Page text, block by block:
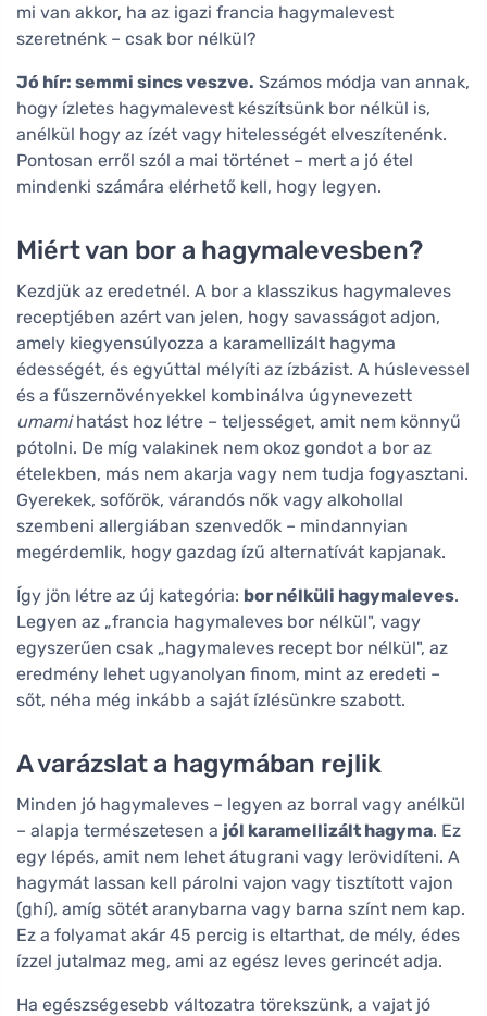
mi van akkor, ha az igazi francia hagymalevest
szeretnénk – csak bor nélkül?
Jó hír: semmi sincs veszve. Számos módja van annak,
hogy ízletes hagymalevest készítsünk bor nélkül is,
anélkül hogy az ízét vagy hitelességét elveszítenénk.
Pontosan erről szól a mai történet – mert a jó étel
mindenki számára elérhető kell, hogy legyen.
Miért van bor a hagymalevesben?
Kezdjük az eredetnél. A bor a klasszikus hagymaleves
receptjében azért van jelen, hogy savasságot adjon,
amely kiegyensúlyozza a karamellizált hagyma
édességét, és egyúttal mélyíti az ízbázist. A húslevessel
és a fűszernövényekkel kombinálva úgynevezett
umamihatást hoz létre – teljességet, amit nem könnyű
pótolni. De míg valakinek nem okoz gondot a bor az
ételekben, más nem akarja vagy nem tudja fogyasztani.
Gyerekek, sofőrök, várandós nők vagy alkohollal
szembeni allergiában szenvedők – mindannyian
megérdemlik, hogy gazdag ízű alternatívát kapjanak.
Így jön létre az új kategória: bor nélküli hagymaleves.
Legyen az „francia hagymaleves bor nélkül", vagy
egyszerűen csak „hagymaleves recept bor nélkül", az
eredmény lehet ugyanolyan finom, mint az eredeti –
sőt, néha még inkább a saját ízlésünkre szabott.
A varázslat a hagymában rejlik
Minden jó hagymaleves – legyen az borral vagy anélkül
– alapja természetesen a jól karamellizált hagyma. Ez
egy lépés, amit nem lehet átugrani vagy lerövidíteni. A
hagymát lassan kell párolni vajon vagy tisztított vajon
(ghí), amíg sötét aranybarna vagy barna színt nem kap.
Ez a folyamat akár 45 percig is eltarthat, de mély, édes
ízzel jutalmaz meg, ami az egész leves gerincét adja.
Ha egészségesebb változatra törekszünk, a vajat jó